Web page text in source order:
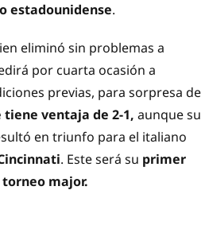
estadounidense.
eliminó sin problemas a
por cuarta ocasión a
previas, para sorpresa de
tiene ventaja de 2-1, aunque su
en triunfo para el italiano
. Este será su primer
major.